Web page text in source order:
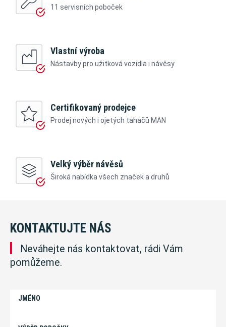
11 servisních poboček
Vlastní výroba
Nástavby pro užitková vozidla i návěsy
Certifikovaný prodejce
Prodej nových i ojetých tahačů MAN
Velký výběr návěsů
Široká nabídka všech značek a druhů
KONTAKTUJTE NÁS
Neváhejte nás kontaktovat, rádi Vám
pomůžeme.
JMÉNO